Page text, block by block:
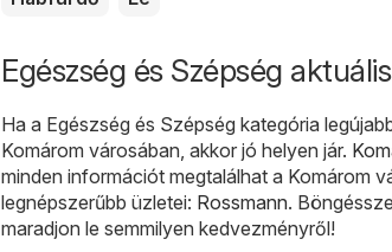
Egészség és Szépség
Ha a Egészség és Szépség kategória
Komárom városában, akkor jó helyen jár.
minden információt megtalálhat a Komárom
legnépszerűbb üzletei: Rossmann.
maradjon le semmilyen kedvezményről!